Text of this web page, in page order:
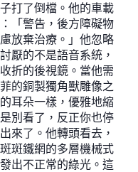
打了倒檔。他的車載
「警告，後方障礙物
放棄治療。」他忽略
厭的不是語音系統，
折的後視鏡。當他需
的銅製獨角獸雕像之
耳朵一樣，優雅地縮
別看了，反正你也停
來了。他轉頭看去，
斑鐵網的多層機械式
出不正常的綠光。這